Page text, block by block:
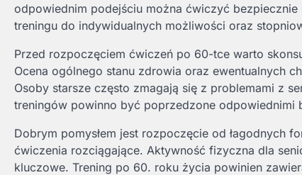
odpowiednim podejściu można ćwiczyć
treningu do indywidualnych możliwości oraz
Przed rozpoczęciem ćwiczeń po 60-tce warto
Ocena ogólnego stanu zdrowia oraz ewentualnych
Osoby starsze często zmagają się z problemami z
treningów powinno być poprzedzone odpowiednimi
Dobrym pomysłem jest rozpoczęcie od łagodnych
ćwiczenia rozciągające. Aktywność fizyczna dla
kluczowe. Trening po 60. roku życia powinien